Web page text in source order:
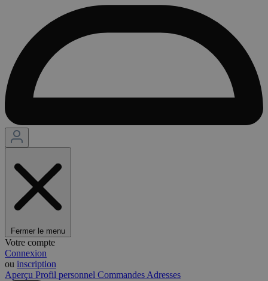
Fermer le menu
Votre compte
Connexion
ou inscription
Aperçu Profil personnel Commandes Adresses